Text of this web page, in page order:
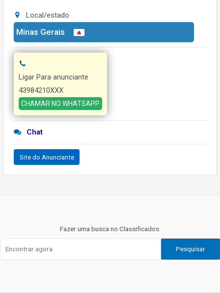
Local/estado
Minas Gerais
Ligar Para anunciante
43984210XXX
CHAMAR NO WHATSAPP
Chat
Site do Anunciante
Fazer uma busca no Classificados:
Pesquisar